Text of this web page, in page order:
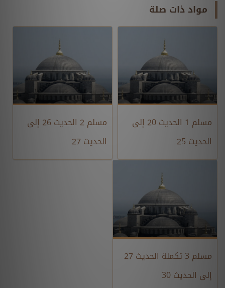
مواد ذات صلة
مسلم 1 الحديث 20 إلى
الحديث 25
مسلم 2 الحديث 26 إلى
الحديث 27
مسلم 3 تكملة الحديث 27
إلى الحديث 30